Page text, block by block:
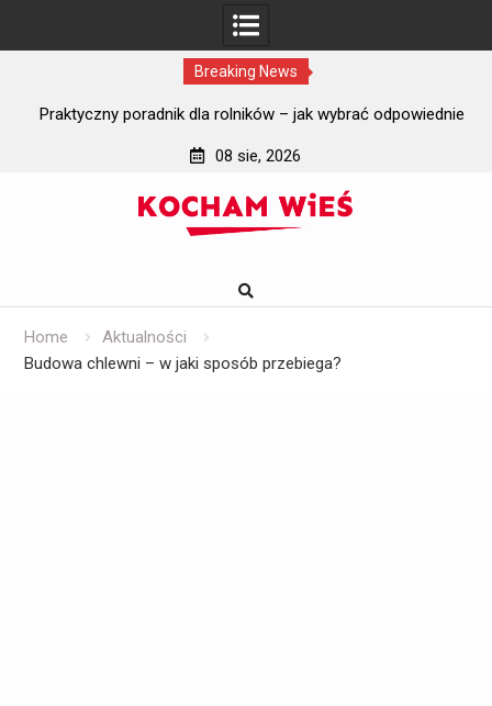
Breaking News
Praktyczny poradnik dla rolników – jak wybrać odpowiednie
08 sie, 2026
Home
Aktualności
Budowa chlewni – w jaki sposób przebiega?